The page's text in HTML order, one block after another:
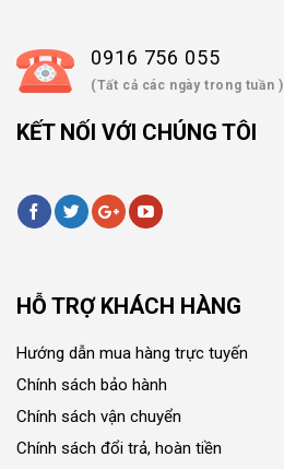
0916 756 055
(Tất cả các ngày trong tuần )
KẾT NỐI VỚI CHÚNG TÔI
HỖ TRỢ KHÁCH HÀNG
Hướng dẫn mua hàng trực tuyến
Chính sách bảo hành
Chính sách vận chuyển
Chính sách đổi trả, hoàn tiền